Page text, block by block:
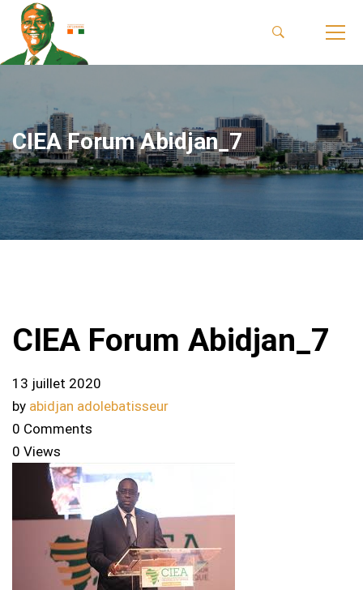
CIEA Forum Abidjan_7
CIEA Forum Abidjan_7
13 juillet 2020
by abidjan adolebatisseur
0 Comments
0 Views